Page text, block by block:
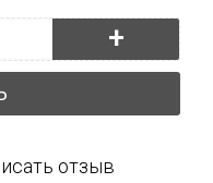
+
отзыв